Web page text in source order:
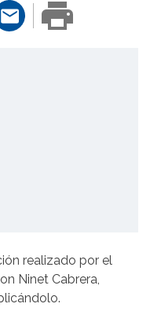
Email
realizado por el
Ninet Cabrera,